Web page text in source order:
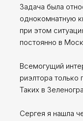
Задача была
однокомнатную
при этом
постоянно в
Всемогущий
риэлтора
Таких в
Сергея я нашла